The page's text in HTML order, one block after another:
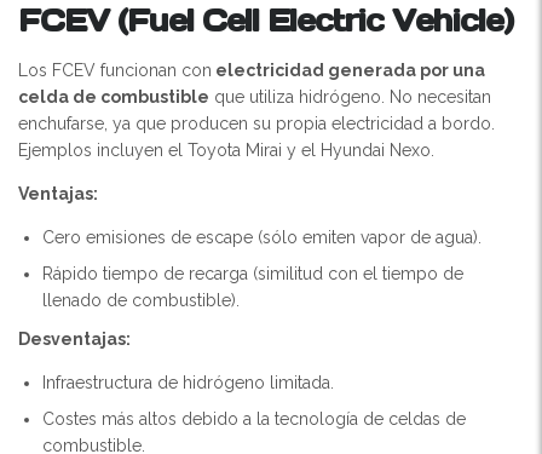
FCEV (Fuel Cell Electric Vehicle)
Los FCEV funcionan con electricidad generada por una
celda de combustible que utiliza hidrógeno. No necesitan
enchufarse, ya que producen su propia electricidad a bordo.
Ejemplos incluyen el Toyota Mirai y el Hyundai Nexo.
Ventajas:
Cero emisiones de escape (sólo emiten vapor de agua).
Rápido tiempo de recarga (similitud con el tiempo de
llenado de combustible).
Desventajas:
Infraestructura de hidrógeno limitada.
Costes más altos debido a la tecnología de celdas de
combustible.